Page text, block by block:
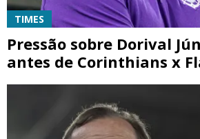
TIMES
Pressão sobre Dorival
antes de Corinthians x